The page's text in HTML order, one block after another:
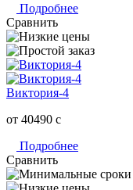
Подробнее
Сравнить
Виктория-4
от 40490 c
Подробнее
Сравнить